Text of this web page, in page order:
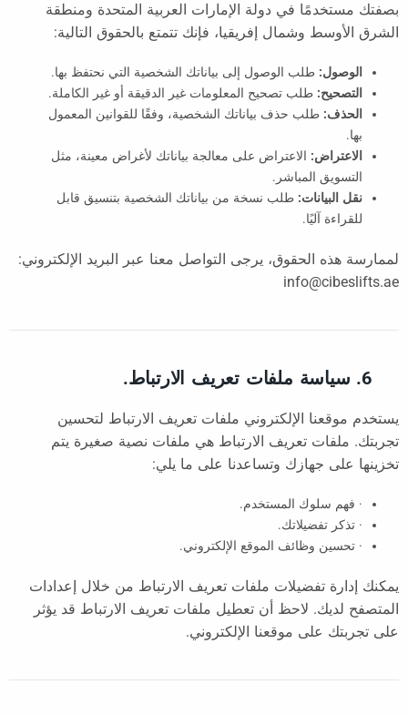
بصفتك مستخدمًا في دولة الإمارات العربية المتحدة ومنطقة
الشرق الأوسط وشمال إفريقيا، فإنك تتمتع بالحقوق التالية:
الوصول: طلب الوصول إلى بياناتك الشخصية التي نحتفظ بها.
التصحيح: طلب تصحيح المعلومات غير الدقيقة أو غير الكاملة.
الحذف: طلب حذف بياناتك الشخصية، وفقًا للقوانين المعمول
بها.
الاعتراض: الاعتراض على معالجة بياناتك لأغراض معينة، مثل
التسويق المباشر.
نقل البيانات: طلب نسخة من بياناتك الشخصية بتنسيق قابل
للقراءة آليًا.
لممارسة هذه الحقوق، يرجى التواصل معنا عبر البريد الإلكتروني:
info@cibeslifts.ae
6. سياسة ملفات تعريف الارتباط.
يستخدم موقعنا الإلكتروني ملفات تعريف الارتباط لتحسين
تجربتك. ملفات تعريف الارتباط هي ملفات نصية صغيرة يتم
تخزينها على جهازك وتساعدنا على ما يلي:
· فهم سلوك المستخدم.
· تذكر تفضيلاتك.
· تحسين وظائف الموقع الإلكتروني.
يمكنك إدارة تفضيلات ملفات تعريف الارتباط من خلال إعدادات
المتصفح لديك. لاحظ أن تعطيل ملفات تعريف الارتباط قد يؤثر
على تجربتك على موقعنا الإلكتروني.